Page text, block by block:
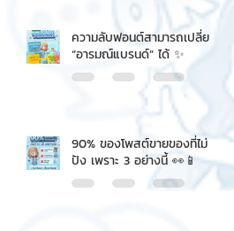
ความลับฟอนต์สามารถเปลี่ยน
“อารมณ์แบรนด์” ได้ ✨
90% ของโพสต์ขายของที่ไม่
ปัง เพราะ 3 อย่างนี้ 👀📱